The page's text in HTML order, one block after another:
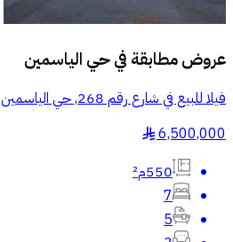
عروض مطابقة فيحي الياسمين
فيلا للبيع في شارع رقم 268, حي الياسمين, مدينة الرياض, منطقة الرياض
6,500,000
§
550م²
7
5